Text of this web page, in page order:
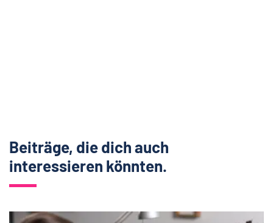
Beiträge, die dich auch
interessieren könnten.